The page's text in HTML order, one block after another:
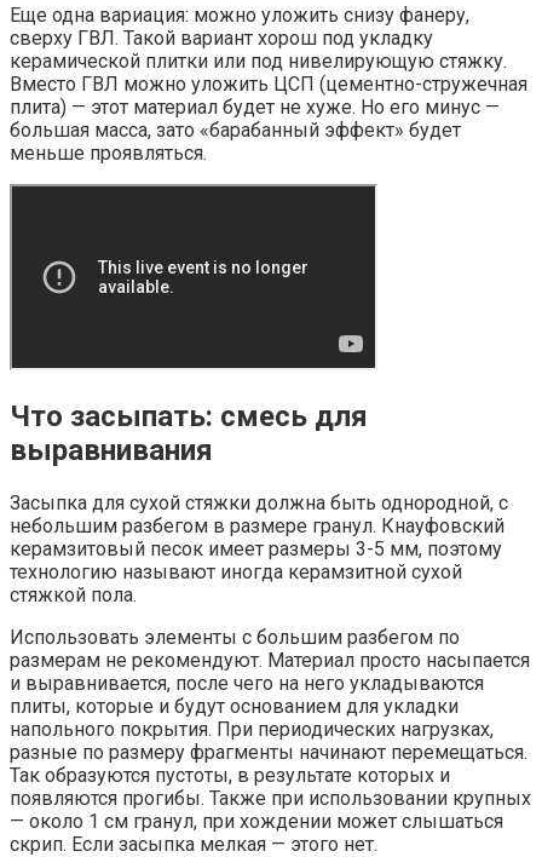
Еще одна вариация: можно уложить снизу фанеру,
сверху ГВЛ. Такой вариант хорош под укладку
керамической плитки или под нивелирующую стяжку.
Вместо ГВЛ можно уложить ЦСП (цементно-стружечная
плита) — этот материал будет не хуже. Но его минус —
большая масса, зато «барабанный эффект» будет
меньше проявляться.
Что засыпать: смесь для
выравнивания
Засыпка для сухой стяжки должна быть однородной, с
небольшим разбегом в размере гранул. Кнауфовский
керамзитовый песок имеет размеры 3-5 мм, поэтому
технологию называют иногда керамзитной сухой
стяжкой пола.
Использовать элементы с большим разбегом по
размерам не рекомендуют. Материал просто насыпается
и выравнивается, после чего на него укладываются
плиты, которые и будут основанием для укладки
напольного покрытия. При периодических нагрузках,
разные по размеру фрагменты начинают перемещаться.
Так образуются пустоты, в результате которых и
появляются прогибы. Также при использовании крупных
— около 1 см гранул, при хождении может слышаться
скрип. Если засыпка мелкая — этого нет.